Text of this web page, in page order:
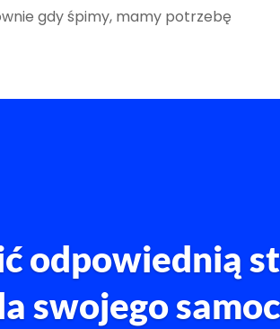
gdy śpimy, mamy potrzebę
odpowiednią
swojego